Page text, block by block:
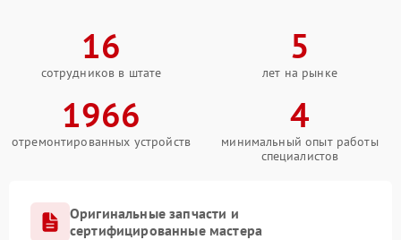
16
сотрудников в штате
5
лет на рынке
1966
отремонтированных устройств
4
минимальный опыт работы
специалистов
Оригинальные запчасти и
сертифицированные мастера